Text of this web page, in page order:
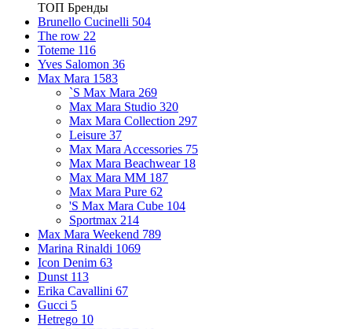
ТОП Бренды
Brunello Cucinelli 504
The row 22
Toteme 116
Yves Salomon 36
Max Mara 1583
`S Max Mara 269
Max Mara Studio 320
Max Mara Collection 297
Leisure 37
Max Mara Accessories 75
Max Mara Beachwear 18
Max Mara MM 187
Max Mara Pure 62
'S Max Mara Cube 104
Sportmax 214
Max Mara Weekend 789
Marina Rinaldi 1069
Icon Denim 63
Dunst 113
Erika Cavallini 67
Gucci 5
Hetrego 10